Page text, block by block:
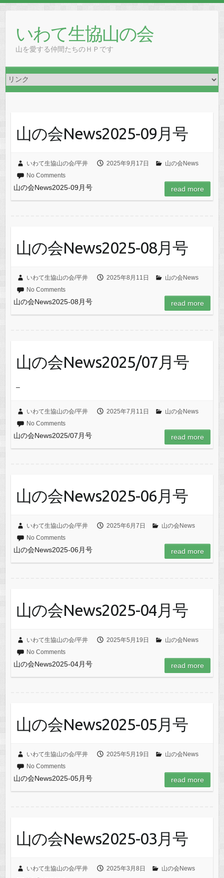
contentいわて生協山の会
山を愛する仲間たちのＨＰです
山の会News2025-09月号
いわて生協山の会/平井 2025年9月17日
山の会News
No Comments
山の会News2025-09月号 read more
山の会News2025-08月号
いわて生協山の会/平井 2025年8月11日
山の会News
No Comments
山の会News2025-08月号 read more
山の会News2025/07月号
–
いわて生協山の会/平井 2025年7月11日
山の会News
No Comments
山の会News2025/07月号 read more
山の会News2025-06月号
いわて生協山の会/平井 2025年6月7日
山の会News
No Comments
山の会News2025-06月号 read more
山の会News2025-04月号
いわて生協山の会/平井 2025年5月19日
山の会News
No Comments
山の会News2025-04月号 read more
山の会News2025-05月号
いわて生協山の会/平井 2025年5月19日
山の会News
No Comments
山の会News2025-05月号 read more
山の会News2025-03月号
いわて生協山の会/平井 2025年3月8日
山の会News